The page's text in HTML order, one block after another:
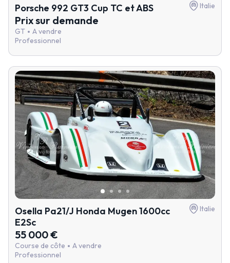
Porsche 992 GT3 Cup TC et ABS Italie
Prix sur demande
GT
A vendre
Professionnel
Osella Pa21/J Honda Mugen 1600cc
E2Sc
Italie
55 000 €
Course de côte
A vendre
Professionnel